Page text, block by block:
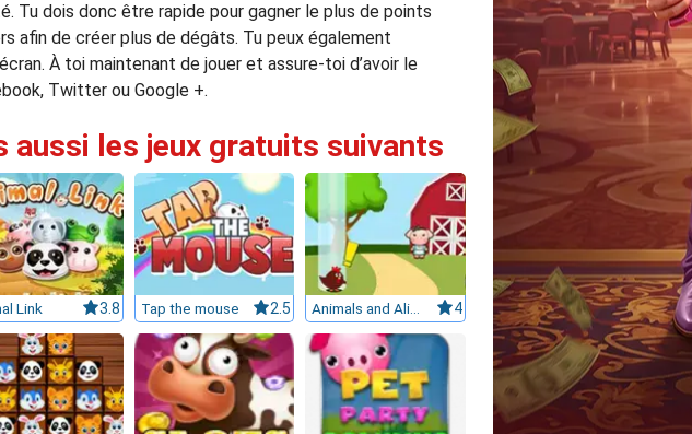
Tu dois donc être rapide pour gagner le plus de points
afin de créer plus de dégâts. Tu peux également
À toi maintenant de jouer et assure-toi d’avoir le
Twitter ou Google +.
aussi les jeux gratuits suivants
Link 3.8 Tap the mouse 2.5 Animals and Aliens 4